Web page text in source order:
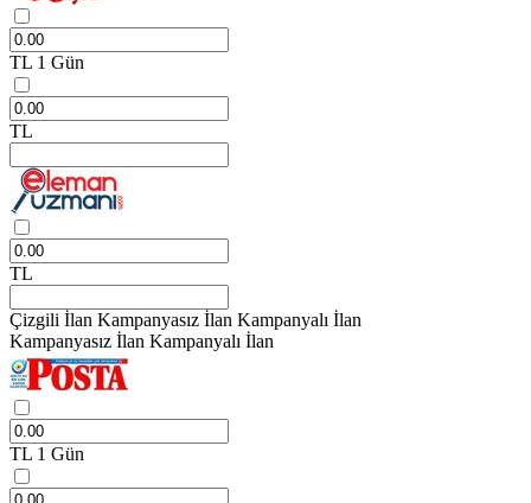
TL 1 Gün
TL
TL
Çizgili İlan Kampanyasız İlan Kampanyalı İlan
Kampanyasız İlan Kampanyalı İlan
TL 1 Gün